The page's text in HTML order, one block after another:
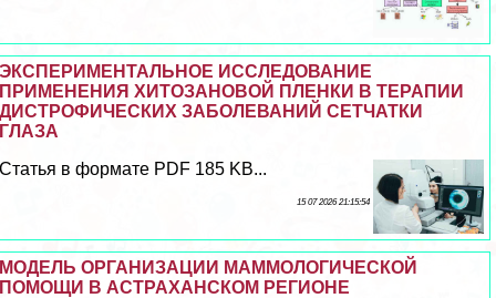
ЭКСПЕРИМЕНТАЛЬНОЕ ИССЛЕДОВАНИЕ
ПРИМЕНЕНИЯ ХИТОЗАНОВОЙ ПЛЕНКИ В ТЕРАПИИ
ДИСТРОФИЧЕСКИХ ЗАБОЛЕВАНИЙ СЕТЧАТКИ
ГЛАЗА
Статья в формате PDF 185 KB...
15 07 2026 21:15:54
МОДЕЛЬ ОРГАНИЗАЦИИ МАММОЛОГИЧЕСКОЙ
ПОМОЩИ В АСТРАХАНСКОМ РЕГИОНЕ